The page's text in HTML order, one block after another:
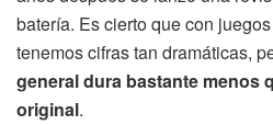
batería. Es cierto que con
tenemos cifras tan dramáticas,
general dura bastante menos
original.